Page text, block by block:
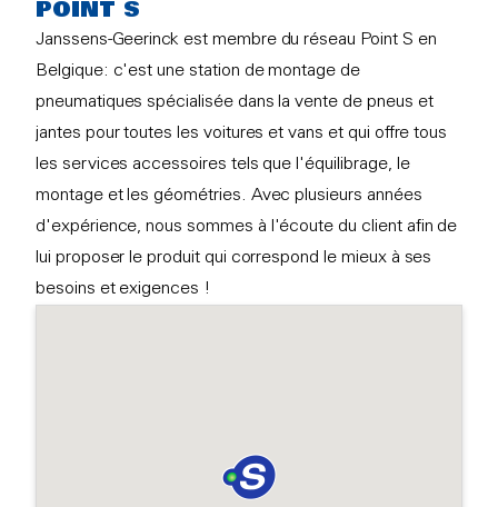
POINT S
Janssens-Geerinck est membre du réseau Point S en
Belgique: c'est une station de montage de
pneumatiques spécialisée dans la vente de pneus et
jantes pour toutes les voitures et vans et qui offre tous
les services accessoires tels que l'équilibrage, le
montage et les géométries. Avec plusieurs années
d'expérience, nous sommes à l'écoute du client afin de
lui proposer le produit qui correspond le mieux à ses
besoins et exigences !